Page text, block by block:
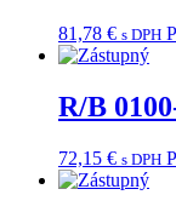
81,78 € s DPH
R/B
72,15 € s DPH